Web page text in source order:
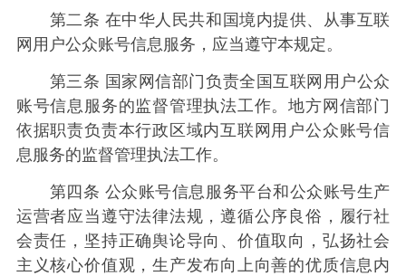
第二条 在中华人民共和国境内提供、从事互联
网用户公众账号信息服务，应当遵守本规定。
第三条 国家网信部门负责全国互联网用户公众
账号信息服务的监督管理执法工作。地方网信部门
依据职责负责本行政区域内互联网用户公众账号信
息服务的监督管理执法工作。
第四条 公众账号信息服务平台和公众账号生产
运营者应当遵守法律法规，遵循公序良俗，履行社
会责任，坚持正确舆论导向、价值取向，弘扬社会
主义核心价值观，生产发布向上向善的优质信息内